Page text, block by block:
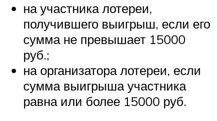
на участника лотереи,
получившего выигрыш, если его
сумма не превышает 15000
руб.;
на организатора лотереи, если
сумма выигрыша участника
равна или более 15000 руб.